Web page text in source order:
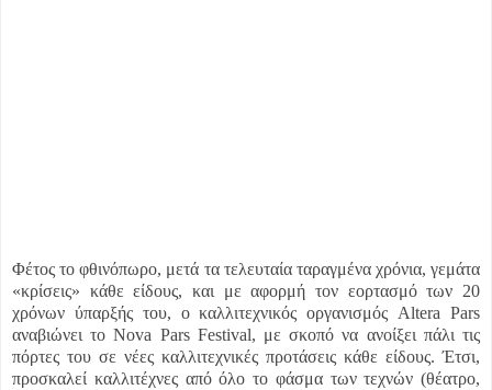
Φέτος το φθινόπωρο, μετά τα τελευταία ταραγμένα χρόνια, γεμάτα
«κρίσεις» κάθε είδους, και με αφορμή τον εορτασμό των 20
χρόνων ύπαρξής του, ο καλλιτεχνικός οργανισμός Altera Pars
αναβιώνει το Nova Pars Festival, με σκοπό να ανοίξει πάλι τις
πόρτες του σε νέες καλλιτεχνικές προτάσεις κάθε είδους. Έτσι,
προσκαλεί καλλιτέχνες από όλο το φάσμα των τεχνών (θέατρο,